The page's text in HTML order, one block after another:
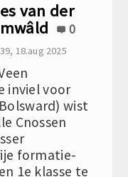
van der
0
18.aug 2025
inviel voor
wist
Cnossen
formatie-
1e klasse te